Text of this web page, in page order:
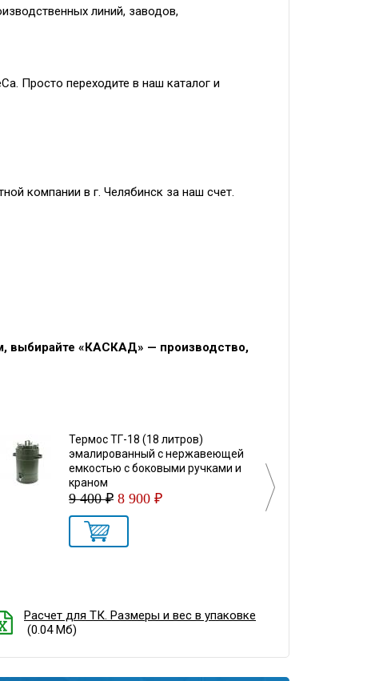
линий, заводов,
Просто переходите в наш каталог и
компании в г. Челябинск за наш счет.
выбирайте «КАСКАД» — производство,
Термос ТГ-18 (18 литров)
эмалированный с нержавеющей
емкостью с боковыми ручками и
краном
9 400 ₽ 8 900 ₽
Расчет для ТК. Размеры и вес в упаковке
(0.04 Мб)